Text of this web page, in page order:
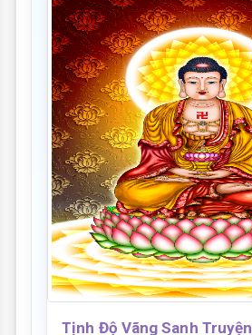
Tịnh Độ Vãng Sanh Truyện